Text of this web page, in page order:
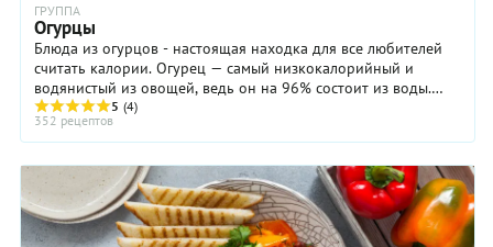
ГРУППА
Огурцы
Блюда из огурцов - настоящая находка для все любителей
считать калории. Огурец — самый низкокалорийный и
водянистый из овощей, ведь он на 96% состоит из воды.
Культурные огурцы появились в жарких ...
5 (4)
352 рецептов